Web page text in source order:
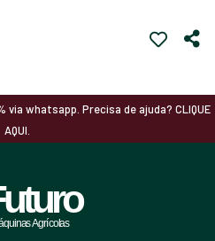
via whatsapp. Precisa de ajuda? CLIQUE
AQUI.